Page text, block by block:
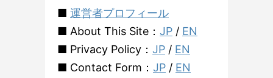
■ 運営者プロフィール
■ About This Site： JP / EN
■ Privacy Policy： JP / EN
■ Contact Form： JP / EN